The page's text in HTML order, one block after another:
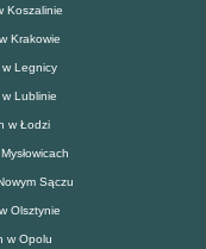
Koszalinie
Krakowie
Legnicy
Lublinie
w Łodzi
Sączu
Olsztynie
w Opolu